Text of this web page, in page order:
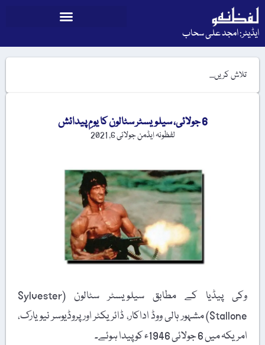
ایڈیٹر: امجد علی سحاب
6 جولائی، سیلویسٹر سٹالون کا یومِ پیدائش
لفظونہ ایڈمنجولائی 6, 2021
وکی پیڈیا کے مطابق سیلویسٹر سٹالون (Sylvester
Stallone) مشہور ہالی ووڈ اداکار، ڈائریکٹر اور پروڈیوسر نیویارک،
امریکہ میں 6 جولائی 1946ء کو پیدا ہوئے۔